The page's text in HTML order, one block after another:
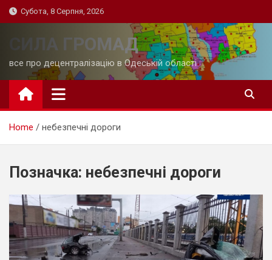
Skip
to
Субота, 8 Серпня, 2026
СИЛА ГРОМАД
все про децентралізацію в Одеській області
Home небезпечні дороги
Позначка: небезпечні дороги